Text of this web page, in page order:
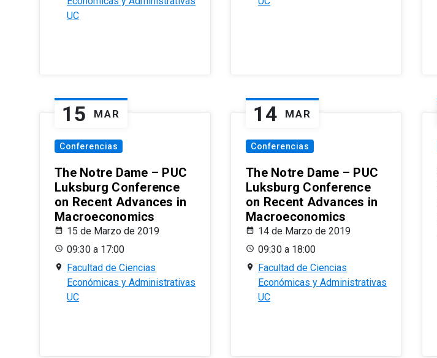
UC
15 MAR
Conferencias
The Notre Dame – PUC
Luksburg Conference
on Recent Advances in
Macroeconomics
15 de Marzo de 2019
09:30 a 17:00
Facultad de Ciencias
Económicas y Administrativas
UC
14 MAR
Conferencias
The Notre Dame – PUC
Luksburg Conference
on Recent Advances in
Macroeconomics
14 de Marzo de 2019
09:30 a 18:00
Facultad de Ciencias
Económicas y Administrativas
UC